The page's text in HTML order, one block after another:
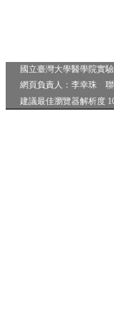
國立臺灣大學醫學院實
網頁負責人：李幸珠 聯
建議最佳瀏覽器解析度